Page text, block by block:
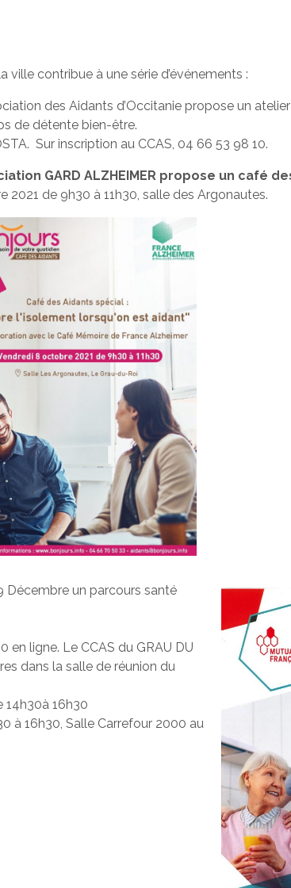
ville contribue à une série d’événements :
des Aidants d’Occitanie propose un
de détente bien-être.
Sur inscription au CCAS, 04 66 53 98 10.
GARD ALZHEIMER propose un café
2021 de 9h30 à 11h30, salle des Argonautes.
Décembre un parcours santé
ligne. Le CCAS du GRAU DU
dans la salle de réunion du
14h30à 16h30
à 16h30, Salle Carrefour 2000 au